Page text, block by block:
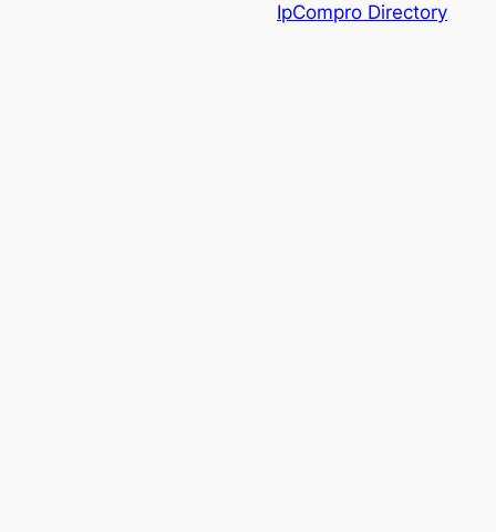
IpCompro Directory